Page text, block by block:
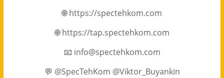
🌐 https://spectehkom.com
🌐 https://tap.spectehkom.com
📧 info@spectehkom.com
💬 @SpecTehKom @Viktor_Buyankin